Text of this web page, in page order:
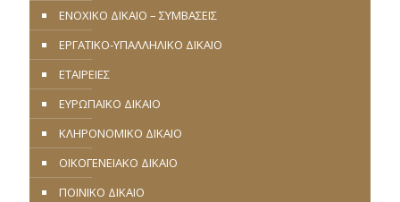
ΕΝΟΧΙΚΟ ΔΙΚΑΙΟ – ΣΥΜΒΑΣΕΙΣ
ΕΡΓΑΤΙΚΟ-ΥΠΑΛΛΗΛΙΚΟ ΔΙΚΑΙΟ
ΕΤΑΙΡΕΙΕΣ
ΕΥΡΩΠΑΪΚΟ ΔΙΚΑΙΟ
ΚΛΗΡΟΝΟΜΙΚΟ ΔΙΚΑΙΟ
ΟΙΚΟΓΕΝΕΙΑΚΟ ΔΙΚΑΙΟ
ΠΟΙΝΙΚΟ ΔΙΚΑΙΟ